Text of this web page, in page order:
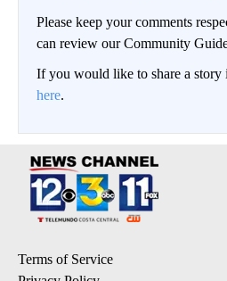
Please keep your comments
can review our Community
If you would like to share a story
here.
Terms of Service